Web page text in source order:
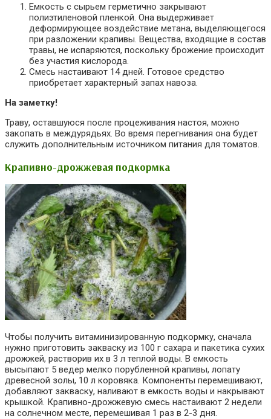
Емкость с сырьем герметично закрывают
полиэтиленовой пленкой. Она выдерживает
деформирующее воздействие метана, выделяющегося
при разложении крапивы. Вещества, входящие в состав
травы, не испаряются, поскольку брожение происходит
без участия кислорода.
Смесь настаивают 14 дней. Готовое средство
приобретает характерный запах навоза.
На заметку!
Траву, оставшуюся после процеживания настоя, можно
закопать в междурядьях. Во время перегнивания она будет
служить дополнительным источником питания для томатов.
Крапивно-дрожжевая подкормка
Чтобы получить витаминизированную подкормку, сначала
нужно приготовить закваску из 100 г сахара и пакетика сухих
дрожжей, растворив их в 3 л теплой воды. В емкость
высыпают 5 ведер мелко порубленной крапивы, лопату
древесной золы, 10 л коровяка. Компоненты перемешивают,
добавляют закваску, наливают в емкость воды и накрывают
крышкой. Крапивно-дрожжевую смесь настаивают 2 недели
на солнечном месте, перемешивая 1 раз в 2-3 дня.